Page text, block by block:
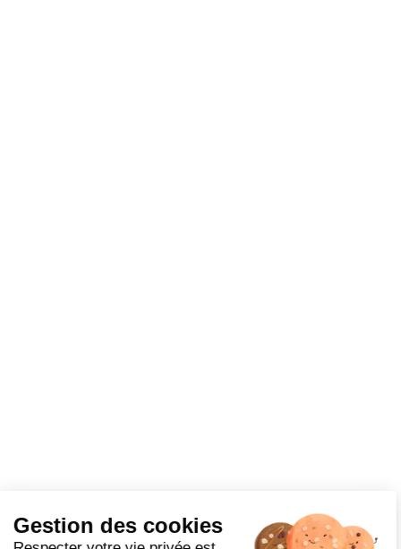
Gestion des cookies